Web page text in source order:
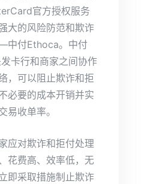
官方授权服务
大的风险防范和欺诈
中付Ethoca。中付
卡行和商家之间协作
，可以阻止欺诈和拒
必要的成本开销并实
易收单率。
应对欺诈和拒付处理
花费高、效率低，无
即采取措施制止欺诈